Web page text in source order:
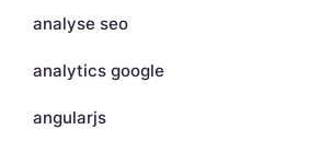
analyse seo
analytics google
angularjs